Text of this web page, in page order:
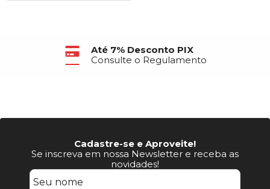
Até 7% Desconto PIX
Consulte o Regulamento
Cadastre-se e Aproveite!
Se inscreva em nossa Newsletter e receba as
novidades!